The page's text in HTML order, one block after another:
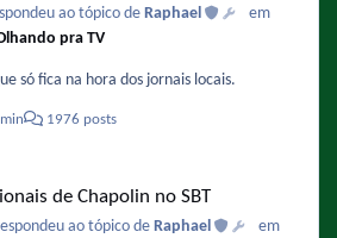
ao tópico de Raphael
em
pra TV
só fica na hora dos jornais locais.
1976 posts
de Chapolin no SBT
ao tópico de Raphael
em